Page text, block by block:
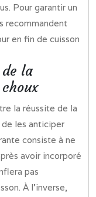
Pour garantir un
recommandent
en fin de cuisson
la
la réussite de la
les anticiper
consiste à ne
avoir incorporé
pas
À l’inverse,